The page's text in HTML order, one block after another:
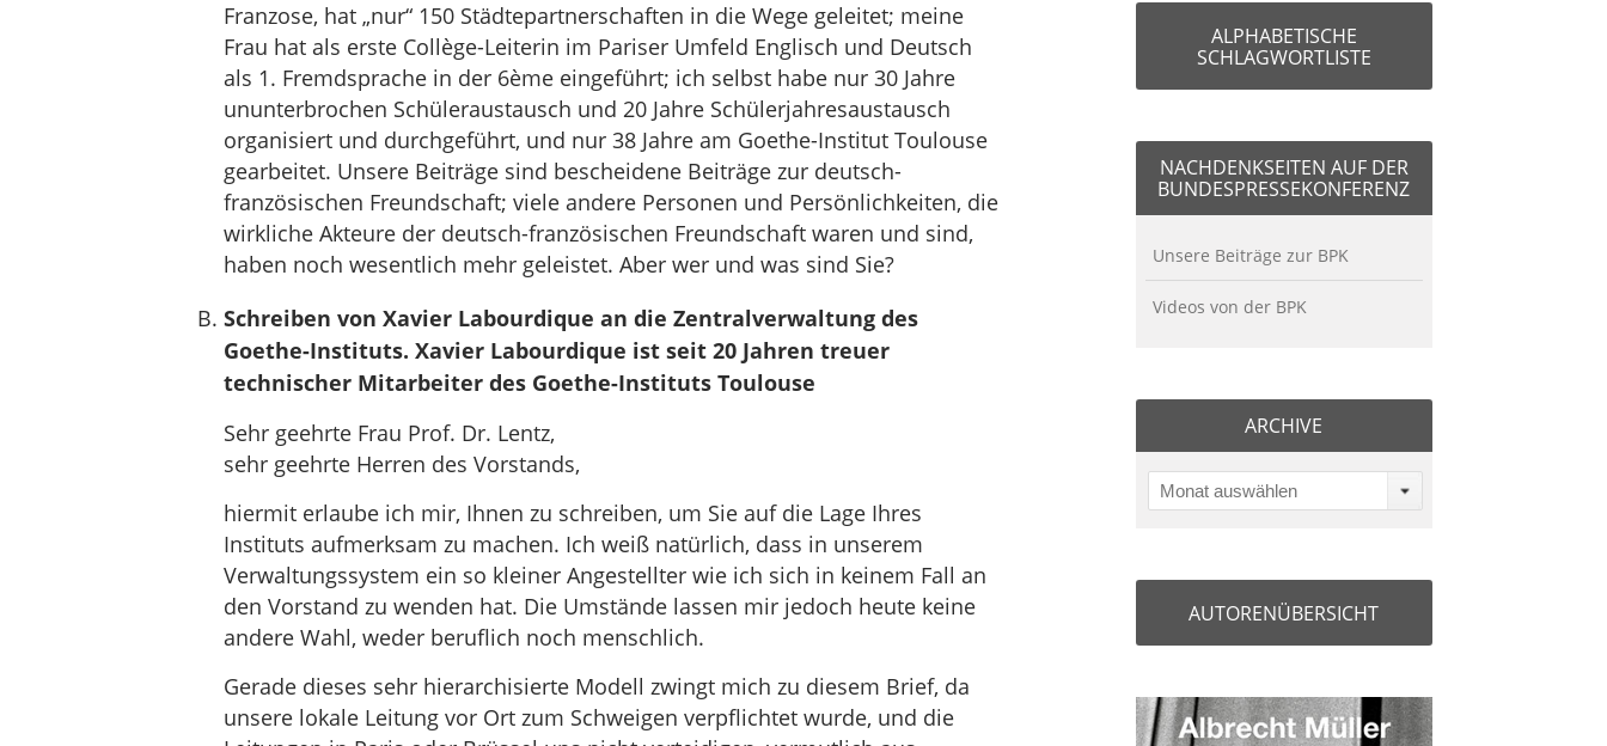
Franzose, hat „nur“ 150 Städtepartnerschaften in die Wege geleitet; meine
Frau hat als erste Collège-Leiterin im Pariser Umfeld Englisch und Deutsch
als 1. Fremdsprache in der 6ème eingeführt; ich selbst habe nur 30 Jahre
ununterbrochen Schüleraustausch und 20 Jahre Schülerjahresaustausch
organisiert und durchgeführt, und nur 38 Jahre am Goethe-Institut Toulouse
gearbeitet. Unsere Beiträge sind bescheidene Beiträge zur deutsch-
französischen Freundschaft; viele andere Personen und Persönlichkeiten, die
wirkliche Akteure der deutsch-französischen Freundschaft waren und sind,
haben noch wesentlich mehr geleistet. Aber wer und was sind Sie?
Schreiben von Xavier Labourdique an die Zentralverwaltung des
Goethe-Instituts. Xavier Labourdique ist seit 20 Jahren treuer
technischer Mitarbeiter des Goethe-Instituts Toulouse
Sehr geehrte Frau Prof. Dr. Lentz,
sehr geehrte Herren des Vorstands,
hiermit erlaube ich mir, Ihnen zu schreiben, um Sie auf die Lage Ihres
Instituts aufmerksam zu machen. Ich weiß natürlich, dass in unserem
Verwaltungssystem ein so kleiner Angestellter wie ich sich in keinem Fall an
den Vorstand zu wenden hat. Die Umstände lassen mir jedoch heute keine
andere Wahl, weder beruflich noch menschlich.
Gerade dieses sehr hierarchisierte Modell zwingt mich zu diesem Brief, da
unsere lokale Leitung vor Ort zum Schweigen verpflichtet wurde, und die
ALPHABETISCHE
SCHLAGWORTLISTE
NACHDENKSEITEN AUF DER
BUNDESPRESSEKONFERENZ
Unsere Beiträge zur BPK
Videos von der BPK
ARCHIVE
Monat auswählen
AUTORENÜBERSICHT